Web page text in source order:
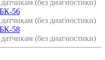
(без диагностики)
56
(без диагностики)
58
(без диагностики)